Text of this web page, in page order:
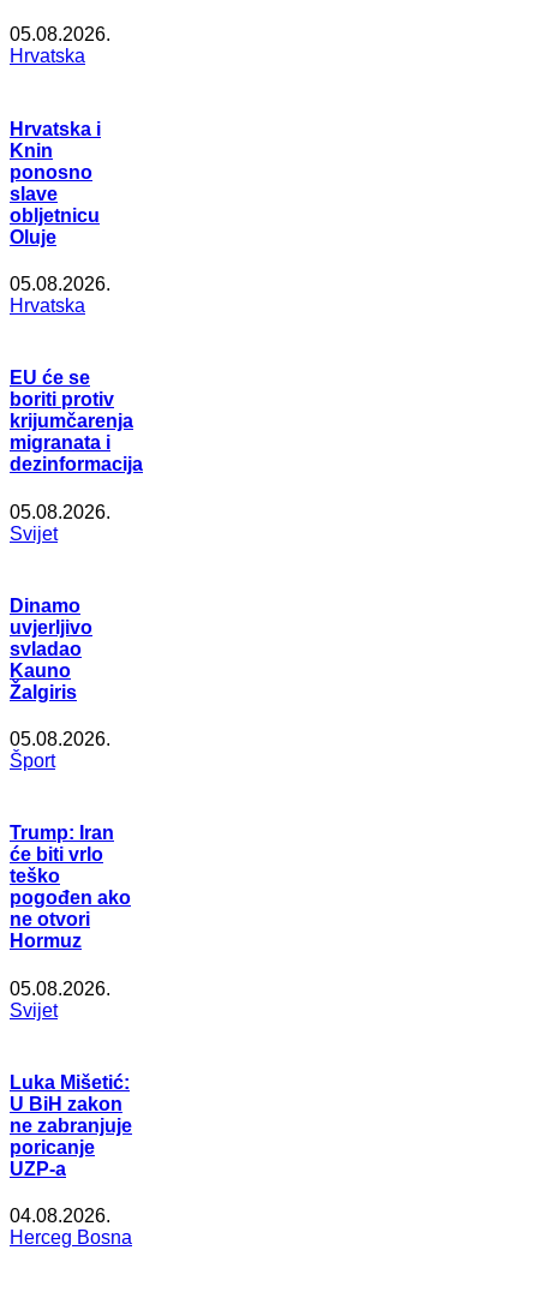
05.08.2026.
Hrvatska
Hrvatska i
Knin
ponosno
slave
obljetnicu
Oluje
05.08.2026.
Hrvatska
EU će se
boriti protiv
krijumčarenja
migranata i
dezinformacija
05.08.2026.
Svijet
Dinamo
uvjerljivo
svladao
Kauno
Žalgiris
05.08.2026.
Šport
Trump: Iran
će biti vrlo
teško
pogođen ako
ne otvori
Hormuz
05.08.2026.
Svijet
Luka Mišetić:
U BiH zakon
ne zabranjuje
poricanje
UZP-a
04.08.2026.
Herceg Bosna